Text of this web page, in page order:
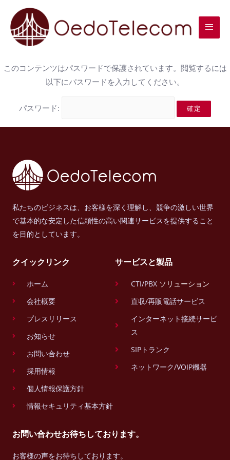
このコンテンツはパスワードで保護されています。閲覧するには
以下にパスワードを入力してください。
パスワード:
私たちのビジネスは、お客様を深く理解し、競争の激しい世界
で基本的な安定した信頼性の高い関連サービスを提供すること
を目的としています。
クイックリンク
ホーム
会社概要
プレスリリース
お知らせ
お問い合わせ
採用情報
個人情報保護方針
情報セキュリティ基本方針
サービスと製品
CTI/PBX ソリューション
直収/再販電話サービス
インターネット接続サービ
ス
SIPトランク
ネットワーク/VOIP機器
お問い合わせお待ちしております。
お客様の声をお待ちしております。